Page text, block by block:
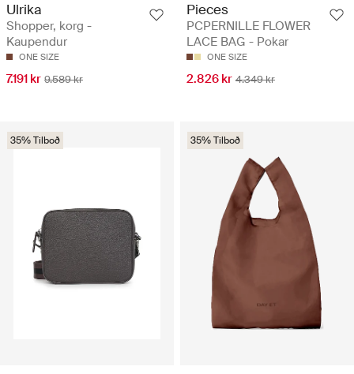
Ulrika
Shopper, korg -
Kaupendur
ONE SIZE
7.191 kr 9.589 kr
Pieces
PCPERNILLE FLOWER
LACE BAG - Pokar
ONE SIZE
2.826 kr 4.349 kr
35% Tilboð 35% Tilboð